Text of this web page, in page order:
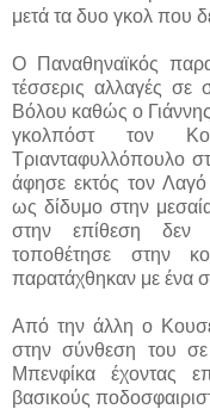
μετά τα δυο γκολ που
Ο Παναθηναϊκός
τέσσερις αλλαγές σε
Βόλου καθώς ο
γκολπόστ τον
Τριανταφυλλόπουλο
άφησε εκτός τον Λαγό
ως δίδυμο στην
στην επίθεση δεν
τοποθέτησε στην
παρατάχθηκαν με ένα
Από την άλλη ο
στην σύνθεση του
Μπενφίκα έχοντας
βασικούς